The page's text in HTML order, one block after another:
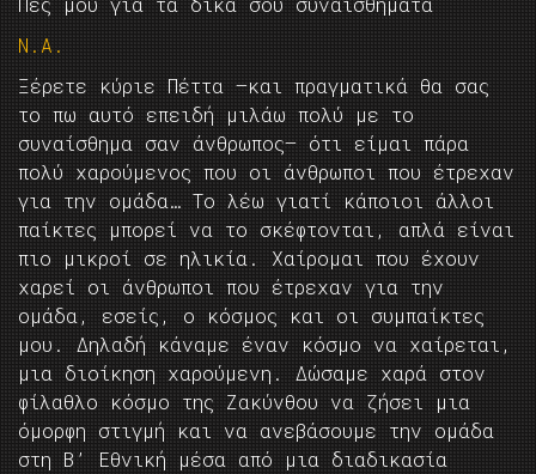
Ν.Α.
Ξέρετε κύριε Πέττα —και πραγματικά θα σας
το πω αυτό επειδή μιλάω πολύ με το
συναίσθημα σαν άνθρωπος— ότι είμαι πάρα
πολύ χαρούμενος που οι άνθρωποι που έτρεχαν
για την ομάδα… Το λέω γιατί κάποιοι άλλοι
παίκτες μπορεί να το σκέφτονται, απλά είναι
πιο μικροί σε ηλικία. Χαίρομαι που έχουν
χαρεί οι άνθρωποι που έτρεχαν για την
ομάδα, εσείς, ο κόσμος και οι συμπαίκτες
μου. Δηλαδή κάναμε έναν κόσμο να χαίρεται,
μια διοίκηση χαρούμενη. Δώσαμε χαρά στον
φίλαθλο κόσμο της Ζακύνθου να ζήσει μια
όμορφη στιγμή και να ανεβάσουμε την ομάδα
στη Β’ Εθνική μέσα από μια διαδικασία